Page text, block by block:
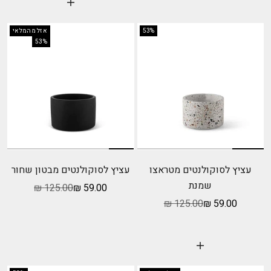
הוסף לעגלה
53%
עציץ לסוקולנטים מטראצו
שמנת
מחיר מבצע
59.00 ₪ מחיר רגיל
125.00 ₪
הוסף לעגלה
אזל מהמלאי
53%
עציץ לסוקולנטים מבטון שחור
מחיר מבצע
59.00 ₪ מחיר רגיל
125.00 ₪